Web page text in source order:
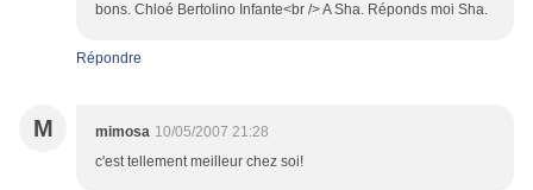
bons. Chloé Bertolino Infante<br /> A Sha. Réponds moi Sha.
Répondre
M mimosa 10/05/2007 21:28
c'est tellement meilleur chez soi!